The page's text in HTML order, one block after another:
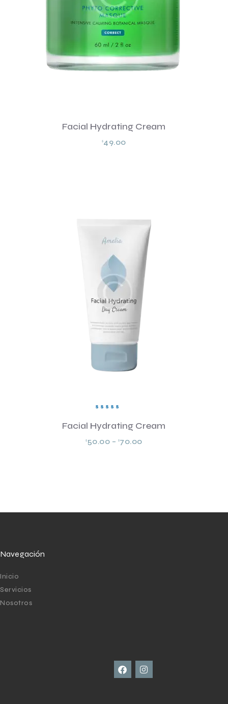
Facial Hydrating Cream
$49.00
Facial Hydrating Cream
5.00
de 5
$50.00 – $70.00
Navegación
Inicio
Servicios
Nosotros